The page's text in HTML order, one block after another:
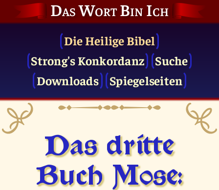
Das Wort Bin Ich
Die Heilige Bibel
Strong's Konkordanz
Suche
Downloads
Spiegelseiten
Das dritte
Buch Mose: